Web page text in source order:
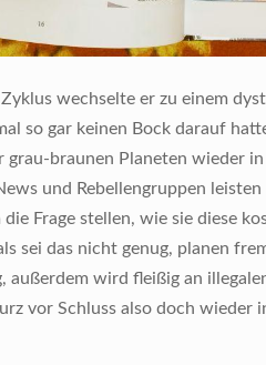
wechselte er zu einem
so gar keinen Bock darauf
grau-braunen Planeten wieder
und Rebellengruppen
die Frage stellen, wie sie diese
sei das nicht genug, planen
außerdem wird fleißig an
vor Schluss also doch wieder